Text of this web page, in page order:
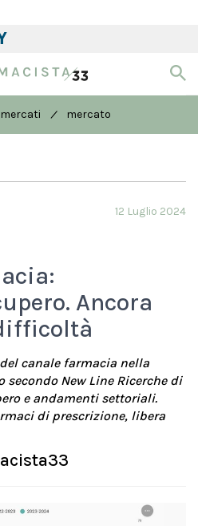
/ mercato
12 Luglio 2024
Ancora
canale farmacia nella
New Line Ricerche di
e andamenti settoriali.
di prescrizione, libera